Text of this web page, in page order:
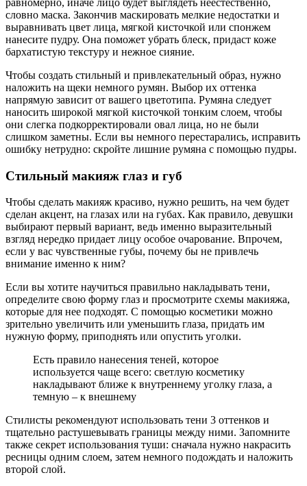
словно маска. Закончив маскировать мелкие недостатки и
выравнивать цвет лица, мягкой кисточкой или спонжем
нанесите пудру. Она поможет убрать блеск, придаст коже
бархатистую текстуру и нежное сияние.
Чтобы создать стильный и привлекательный образ, нужно
наложить на щеки немного румян. Выбор их оттенка
напрямую зависит от вашего цветотипа. Румяна следует
наносить широкой мягкой кисточкой тонким слоем, чтобы
они слегка подкорректировали овал лица, но не были
слишком заметны. Если вы немного перестарались, исправить
ошибку нетрудно: скройте лишние румяна с помощью пудры.
Стильный макияж глаз и губ
Чтобы сделать макияж красиво, нужно решить, на чем будет
сделан акцент, на глазах или на губах. Как правило, девушки
выбирают первый вариант, ведь именно выразительный
взгляд нередко придает лицу особое очарование. Впрочем,
если у вас чувственные губы, почему бы не привлечь
внимание именно к ним?
Если вы хотите научиться правильно накладывать тени,
определите свою форму глаз и просмотрите схемы макияжа,
которые для нее подходят. С помощью косметики можно
зрительно увеличить или уменьшить глаза, придать им
нужную форму, приподнять или опустить уголки.
Есть правило нанесения теней, которое
используется чаще всего: светлую косметику
накладывают ближе к внутреннему уголку глаза, а
темную – к внешнему
Стилисты рекомендуют использовать тени 3 оттенков и
тщательно растушевывать границы между ними. Запомните
также секрет использования туши: сначала нужно накрасить
ресницы одним слоем, затем немного подождать и наложить
второй слой.